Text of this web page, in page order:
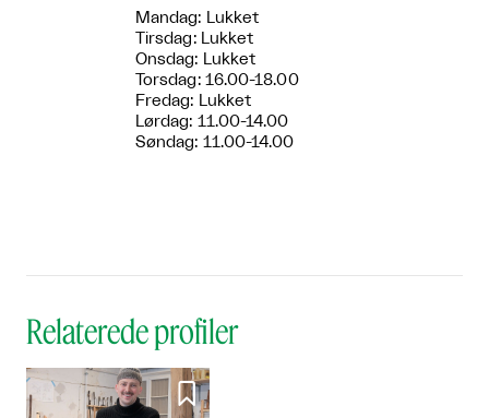
Mandag: Lukket
Tirsdag: Lukket
Onsdag: Lukket
Torsdag: 16.00-18.00
Fredag: Lukket
Lørdag: 11.00-14.00
Søndag: 11.00-14.00
Relaterede profiler
